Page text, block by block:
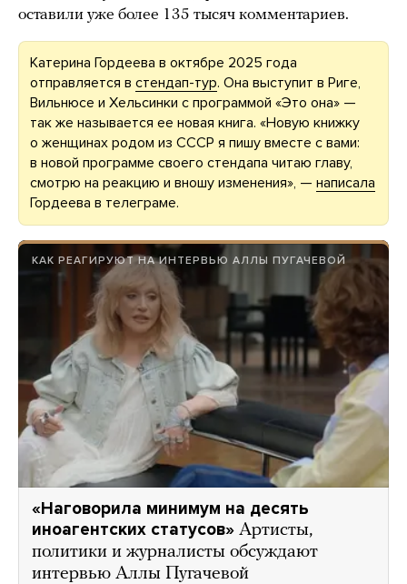
оставили уже более 135 тысяч комментариев.
Катерина Гордеева в октябре 2025 года
отправляется в стендап-тур. Она выступит в Риге,
Вильнюсе и Хельсинки с программой «Это она» —
так же называется ее новая книга. «Новую книжку
о женщинах родом из СССР я пишу вместе с вами:
в новой программе своего стендапа читаю главу,
смотрю на реакцию и вношу изменения», — написала
Гордеева в телеграме.
КАК РЕАГИРУЮТ НА ИНТЕРВЬЮ АЛЛЫ ПУГАЧЕВОЙ
«Наговорила минимум на десять
иноагентских статусов» Артисты,
политики и журналисты обсуждают
интервью Аллы Пугачевой